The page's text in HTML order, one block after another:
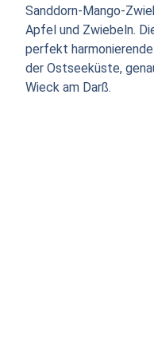
Sanddorn-Mango-
Apfel und Zwiebeln.
perfekt
der Ostseeküste,
Wieck am Darß.